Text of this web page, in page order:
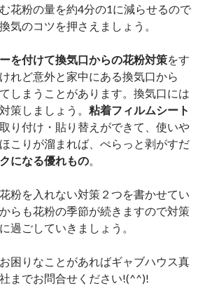
花粉の量を約4分の1に減らせるので
気のコツを押さえましょう。
を付けて換気口からの花粉対策をす
れど意外と家中にある換気口から
しまうことがあります。換気口には
策しましょう。 粘着フィルムシート
り付け・貼り替えができて、使いや
こりが溜まれば、ぺらっと剥がすだ
になる優れもの。
粉を入れない対策２つを書かせてい
らも花粉の季節が続きますので対策
過ごしていきましょう。
困りなことがあればギャブハウス真
までお問合せください!(^^)!